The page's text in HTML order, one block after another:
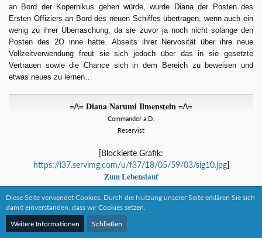
an Bord der Kopernikus gehen würde, wurde Diana der Posten des
Ersten Offiziers an Bord des neuen Schiffes übertragen, wenn auch ein
wenig zu ihrer Überraschung, da sie zuvor ja noch nicht solange den
Posten des 2O inne hatte. Abseits ihrer Nervosität über ihre neue
Vollzeitverwendung freut sie sich jedoch über das in sie gesetzte
Vertrauen sowie die Chance sich in dem Bereich zu beweisen und
etwas neues zu lernen…
=/\= Diana Narumi Ilmenstein =/\=
Commander a.D.
Reservist
[Blockierte Grafik:
https://i37.servimg.com/u/f37/18/05/59/03/sig10.jpg]
Zum Lebenslauf
11 Mal editiert, zuletzt von Diana Ilmenstein(31. Dezember 2018) aus
folgendem Grund: Update zum SFO Reboot
Diese Seite verwendet Cookies. Durch die Nutzung unserer Seite erklären Sie sich
damit einverstanden, dass wir Cookies setzen.
Weitere Informationen
Schließen